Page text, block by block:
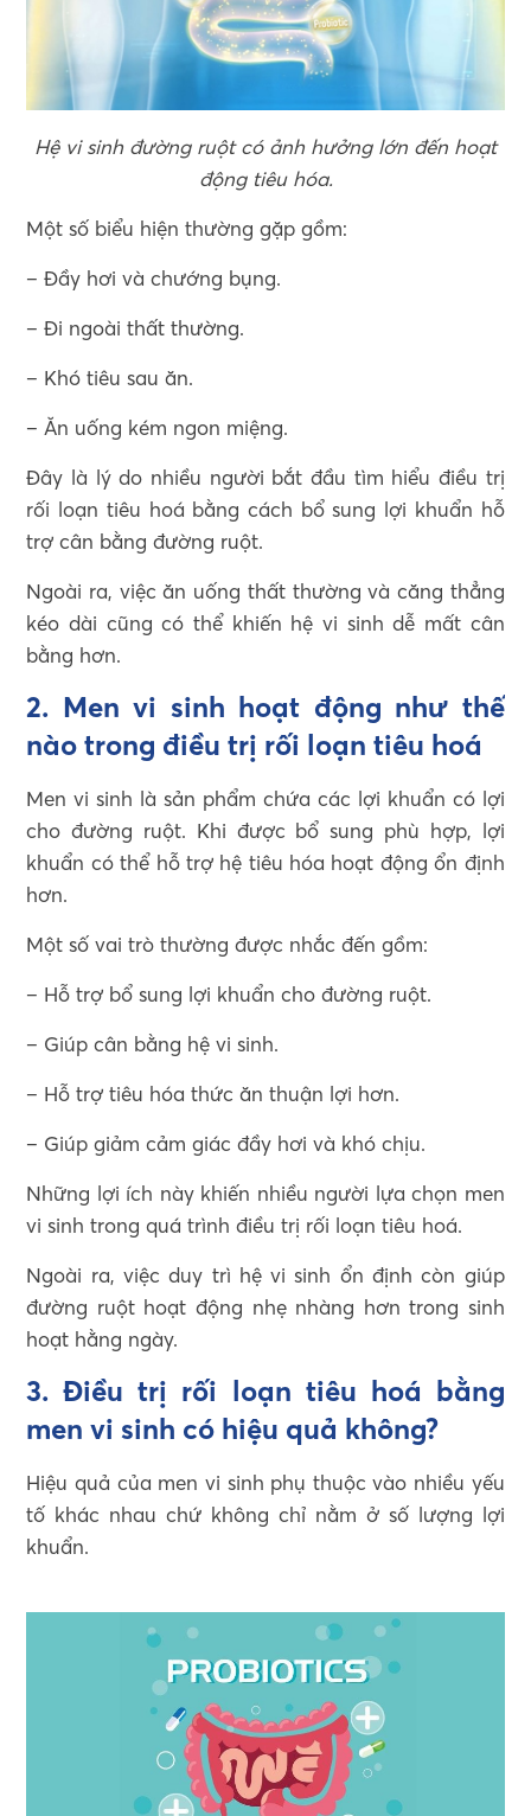
Hệ vi sinh đường ruột có ảnh hưởng lớn đến hoạt
động tiêu hóa.
Một số biểu hiện thường gặp gồm:
– Đầy hơi và chướng bụng.
– Đi ngoài thất thường.
– Khó tiêu sau ăn.
– Ăn uống kém ngon miệng.
Đây là lý do nhiều người bắt đầu tìm hiểu điều trị
rối loạn tiêu hoá bằng cách bổ sung lợi khuẩn hỗ
trợ cân bằng đường ruột.
Ngoài ra, việc ăn uống thất thường và căng thẳng
kéo dài cũng có thể khiến hệ vi sinh dễ mất cân
bằng hơn.
2. Men vi sinh hoạt động như thế
nào trong điều trị rối loạn tiêu hoá
Men vi sinh là sản phẩm chứa các lợi khuẩn có lợi
cho đường ruột. Khi được bổ sung phù hợp, lợi
khuẩn có thể hỗ trợ hệ tiêu hóa hoạt động ổn định
hơn.
Một số vai trò thường được nhắc đến gồm:
– Hỗ trợ bổ sung lợi khuẩn cho đường ruột.
– Giúp cân bằng hệ vi sinh.
– Hỗ trợ tiêu hóa thức ăn thuận lợi hơn.
– Giúp giảm cảm giác đầy hơi và khó chịu.
Những lợi ích này khiến nhiều người lựa chọn men
vi sinh trong quá trình điều trị rối loạn tiêu hoá.
Ngoài ra, việc duy trì hệ vi sinh ổn định còn giúp
đường ruột hoạt động nhẹ nhàng hơn trong sinh
hoạt hằng ngày.
3. Điều trị rối loạn tiêu hoá bằng
men vi sinh có hiệu quả không?
Hiệu quả của men vi sinh phụ thuộc vào nhiều yếu
tố khác nhau chứ không chỉ nằm ở số lượng lợi
khuẩn.